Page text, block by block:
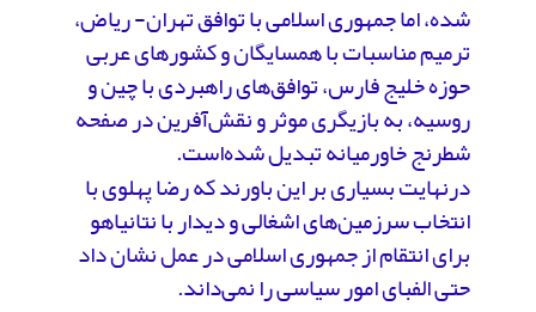
شده، اما جمهوری اسلامی با توافق تهران- ریاض،
ترمیم مناسبات با همسایگان و کشورهای عربی
حوزه خلیج فارس، توافق‌های راهبردی با چین و
روسیه، به بازیگری موثر و نقش‌آفرین در صفحه
شطرنج خاورمیانه تبدیل شده‌است.
درنهایت بسیاری بر این باورند که رضا پهلوی با
انتخاب سرزمین‌های اشغالی و دیدار با نتانیاهو
برای انتقام از جمهوری اسلامی در عمل نشان داد
حتی الفبای امور سیاسی را نمی‌داند.